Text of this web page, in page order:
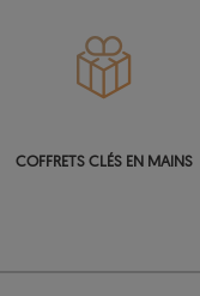
COFFRETS CLÉS EN MAINS